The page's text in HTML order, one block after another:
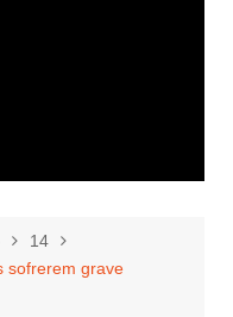
14
sofrerem grave